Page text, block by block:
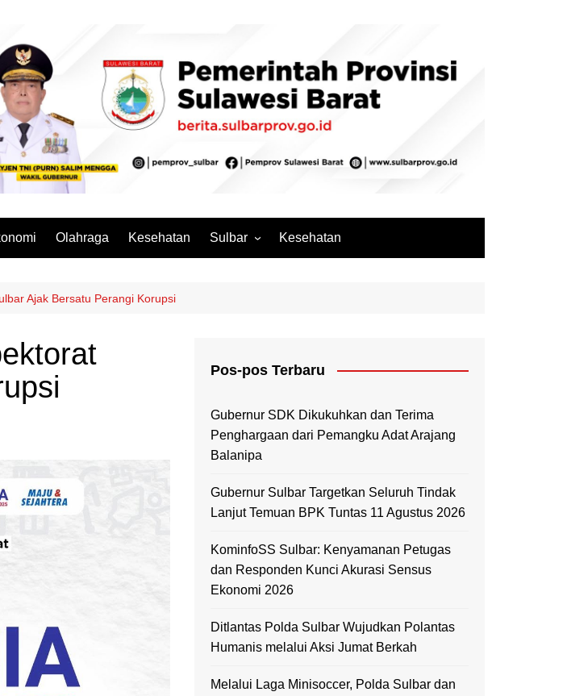
Olahraga Kesehatan Sulbar
Mamasa
Kesehatan
Ajak Bersatu Perangi Korupsi
Pos-pos Terbaru
Gubernur SDK Dikukuhkan dan Terima
Penghargaan dari Pemangku Adat Arajang
Balanipa
Gubernur Sulbar Targetkan Seluruh Tindak
Lanjut Temuan BPK Tuntas 11 Agustus 2026
KominfoSS Sulbar: Kenyamanan Petugas
dan Responden Kunci Akurasi Sensus
Ekonomi 2026
Ditlantas Polda Sulbar Wujudkan Polantas
Humanis melalui Aksi Jumat Berkah
Melalui Laga Minisoccer, Polda Sulbar dan